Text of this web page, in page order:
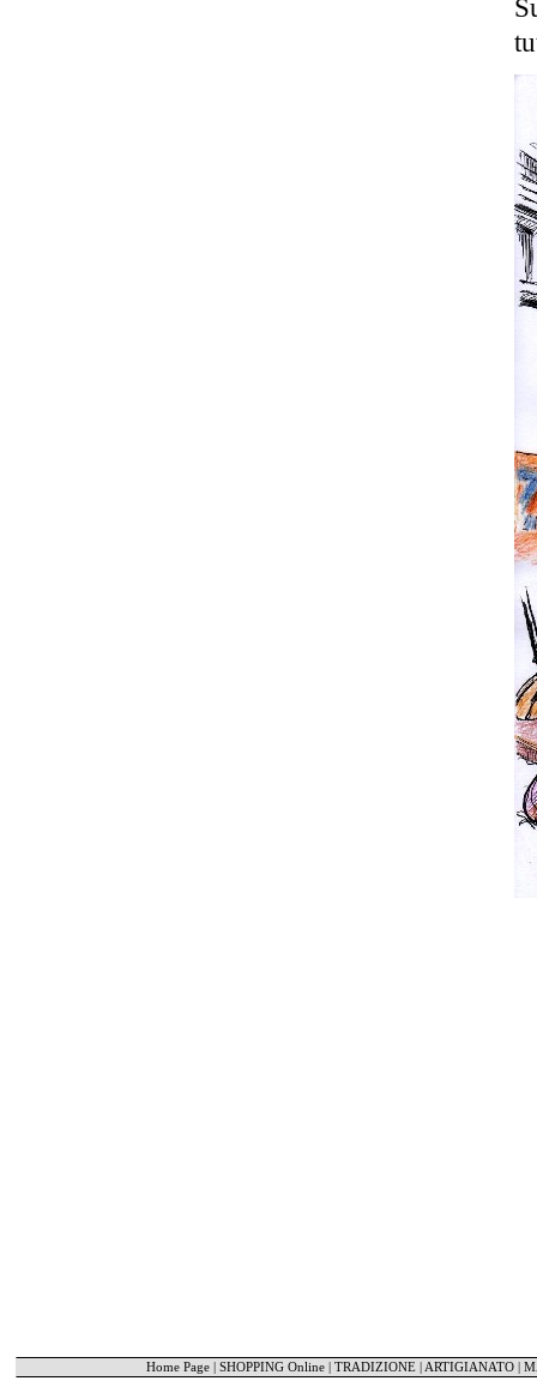
Home Page| SHOPPING Online| TRADIZIONE | ARTIGIANATO|